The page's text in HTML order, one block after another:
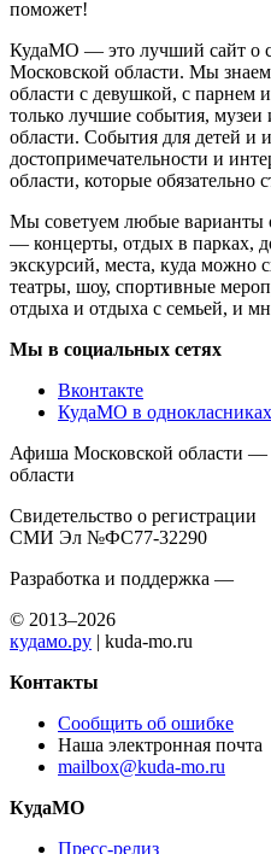
поможет!
КудаМО — это лучший сайт о
Московской области. Мы
области с девушкой, с
только лучшие события,
области. События для детей и
достопримечательности и
области, которые обязательно
Мы советуем любые варианты
— концерты, отдых в парках,
экскурсий, места, куда можно
театры, шоу, спортивные
отдыха и отдыха с семьей, и
Мы в социальных сетях
Вконтакте
КудаМО в однокласниках
Афиша Московской области —
области
Свидетельство о регистрации
СМИ Эл №ФС77-32290
Разработка и поддержка —
© 2013–2026
кудамо.ру | kuda-mo.ru
Контакты
Сообщить об ошибке
Наша электронная почта
mailbox@kuda-mo.ru
КудаМО
Пресс-релиз